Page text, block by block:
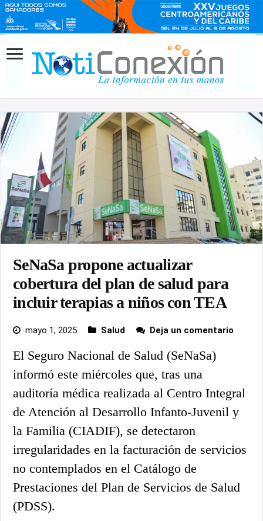
SeNaSa propone actualizar
cobertura del plan de salud para
incluir terapias a niños con TEA
mayo 1, 2025 Salud Deja un comentario
El Seguro Nacional de Salud (SeNaSa)
informó este miércoles que, tras una
auditoría médica realizada al Centro Integral
de Atención al Desarrollo Infanto-Juvenil y
la Familia (CIADIF), se detectaron
irregularidades en la facturación de servicios
no contemplados en el Catálogo de
Prestaciones del Plan de Servicios de Salud
(PDSS).